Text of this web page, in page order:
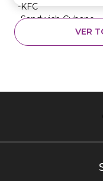
-KFC
-Sandwich Cubano
VER